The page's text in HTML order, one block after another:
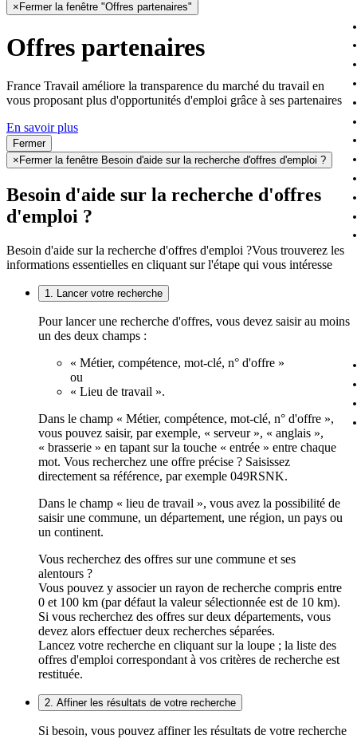
× Fermer la fenêtre "Offres partenaires"
Offres partenaires
France Travail améliore la transparence du marché du travail en
vous proposant plus d'opportunités d'emploi grâce à ses partenaires
En savoir plus
Fermer
× Fermer la fenêtre Besoin d'aide sur la recherche d'offres d'emploi ?
Besoin d'aide sur la recherche d'offres
d'emploi ?
Besoin d'aide sur la recherche d'offres d'emploi ?Vous trouverez les
informations essentielles en cliquant sur l'étape qui vous intéresse
1. Lancer votre recherche
Pour lancer une recherche d'offres, vous devez saisir au moins
un des deux champs :
« Métier, compétence, mot-clé, n° d'offre »
ou
« Lieu de travail ».
Dans le champ « Métier, compétence, mot-clé, n° d'offre »,
vous pouvez saisir, par exemple, « serveur », « anglais »,
« brasserie » en tapant sur la touche « entrée » entre chaque
mot. Vous recherchez une offre précise ? Saisissez
directement sa référence, par exemple 049RSNK.
Dans le champ « lieu de travail », vous avez la possibilité de
saisir une commune, un département, une région, un pays ou
un continent.
Vous recherchez des offres sur une commune et ses
alentours ?
Vous pouvez y associer un rayon de recherche compris entre
0 et 100 km (par défaut la valeur sélectionnée est de 10 km).
Si vous recherchez des offres sur deux départements, vous
devez alors effectuer deux recherches séparées.
Lancez votre recherche en cliquant sur la loupe ; la liste des
offres d'emploi correspondant à vos critères de recherche est
restituée.
2. Affiner les résultats de votre recherche
Si besoin, vous pouvez affiner les résultats de votre recherche